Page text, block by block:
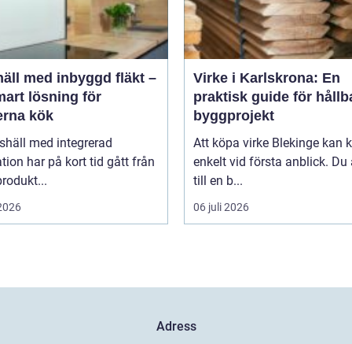
med inbyggd fläkt –
lösning för
kök
med integrerad
har på kort tid gått från
Virke i Karlskrona: En
praktisk guide för
byggprojekt
Att köpa virke Blekinge kan
enkelt vid första anblick. Du
till en b...
06 juli 2026
Adress